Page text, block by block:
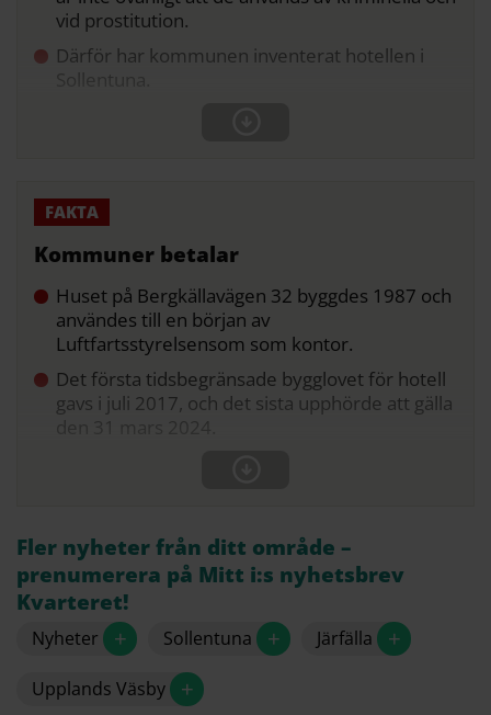
vid prostitution.
Därför har kommunen inventerat hotellen i
Sollentuna.
Kommuner betalar
Huset på Bergkällavägen 32 byggdes 1987 och
användes till en början av
Luftfartsstyrelsensom som kontor.
Det första tidsbegränsade bygglovet för hotell
gavs i juli 2017, och det sista upphörde att gälla
den 31 mars 2024.
Fler nyheter från ditt område –
prenumerera på Mitt i:s nyhetsbrev
Kvarteret!
Nyheter + Sollentuna + Järfälla +
Upplands Väsby +